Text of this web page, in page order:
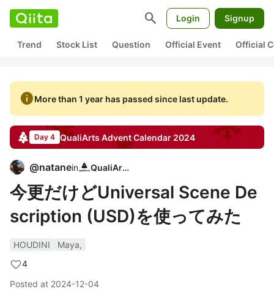
search Login Signup
Trend Stock List Question Official Event Official
infoMore than 1 year has passed since last update.
Day 4 QualiArts Advent Calendar 2024
@natanein QualiArts
今更だけどUniversal Scene De
scription (USD)を使ってみた
HOUDINI
Maya,
4
Posted at 2024-12-04